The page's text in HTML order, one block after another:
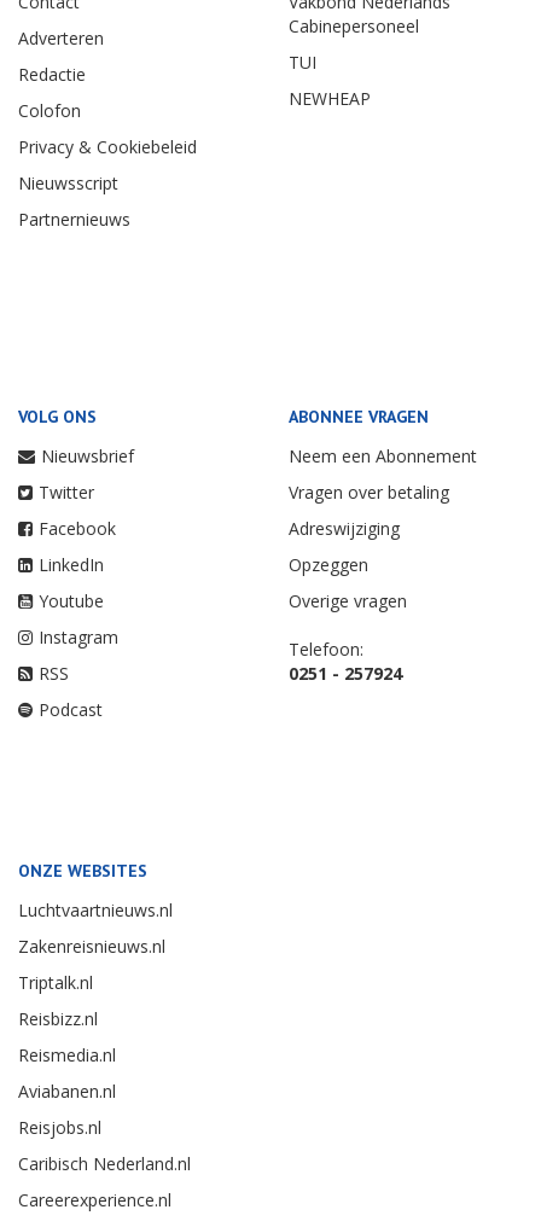
Adverteren
Redactie
Colofon
Privacy & Cookiebeleid
Nieuwsscript
Partnernieuws
Cabinepersoneel
TUI
NEWHEAP
VOLG ONS
Nieuwsbrief
Twitter
Facebook
LinkedIn
Youtube
Instagram
RSS
Podcast
ABONNEE VRAGEN
Neem een Abonnement
Vragen over betaling
Adreswijziging
Opzeggen
Overige vragen
Telefoon:
0251 - 257924
ONZE WEBSITES
Luchtvaartnieuws.nl
Zakenreisnieuws.nl
Triptalk.nl
Reisbizz.nl
Reismedia.nl
Aviabanen.nl
Reisjobs.nl
Caribisch Nederland.nl
Careerexperience.nl